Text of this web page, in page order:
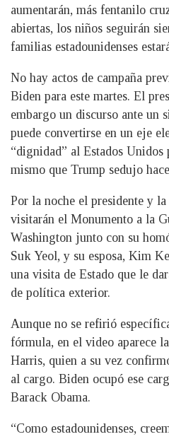
aumentarán, más fentanilo
abiertas, los niños seguirán
familias estadounidenses
No hay actos de campaña
Biden para este martes. El
embargo un discurso ante un
puede convertirse en un eje
“dignidad” al Estados
mismo que Trump sedujo
Por la noche el presidente y
visitarán el Monumento a la
Washington junto con su
Suk Yeol, y su esposa, Kim
una visita de Estado que le
de política exterior.
Aunque no se refirió
fórmula, en el video aparece
Harris, quien a su vez
al cargo. Biden ocupó ese
Barack Obama.
“Como estadounidenses,